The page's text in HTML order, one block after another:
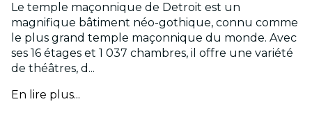
Le temple maçonnique de Detroit est un
magnifique bâtiment néo-gothique, connu comme
le plus grand temple maçonnique du monde. Avec
ses 16 étages et 1 037 chambres, il offre une variété
de théâtres, d...
En lire plus...